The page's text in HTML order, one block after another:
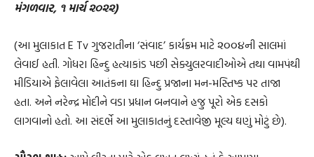
મંગળવાર, ૧ માર્ચ ૨૦૨૨)
(આ મુલાકાત E Tv ગુજરાતીના ‘સંવાદ’ કાર્યક્રમ માટે ૨૦૦૪ની સાલમાં
લેવાઈ હતી. ગોધરા હિન્દુ હત્યાકાંડ પછી સેક્યુલરવાદીઓએ તથા વામપંથી
મીડિયાએ ફેલાવેલા આતંકના ઘા હિન્દુ પ્રજાના મન-મસ્તિષ્ક પર તાજા
હતા. અને નરેન્દ્ર મોદીને વડા પ્રધાન બનવાને હજુ પૂરો એક દસકો
લાગવાનો હતો. આ સંદર્ભે આ મુલાકાતનું દસ્તાવેજી મૂલ્ય ઘણું મોટું છે).